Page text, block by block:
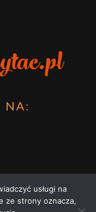
NA:
usługi na
ze strony oznacza,